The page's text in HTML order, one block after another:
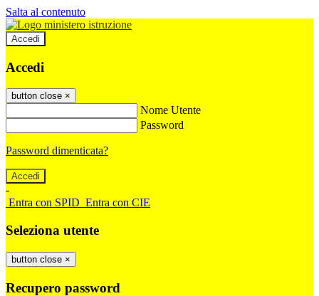
Salta al contenuto
Accedi
Accedi
button close ×
Nome Utente
Password
Password dimenticata?
-
Entra con SPID Entra con CIE
Seleziona utente
button close ×
Recupero password